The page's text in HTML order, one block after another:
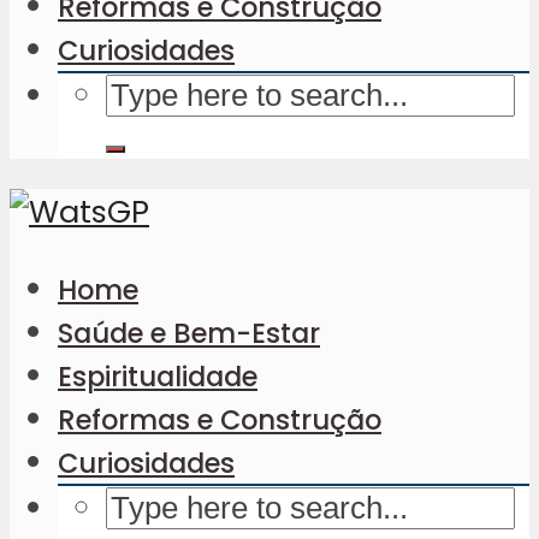
Curiosidades
Home
Saúde e Bem-Estar
Espiritualidade
Reformas e Construção
Curiosidades